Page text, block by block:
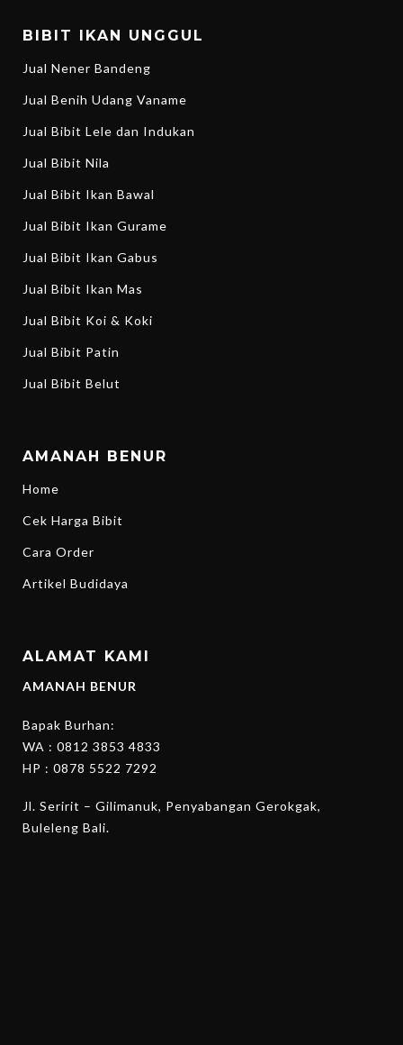
BIBIT IKAN UNGGUL
Jual Nener Bandeng
Jual Benih Udang Vaname
Jual Bibit Lele dan Indukan
Jual Bibit Nila
Jual Bibit Ikan Bawal
Jual Bibit Ikan Gurame
Jual Bibit Ikan Gabus
Jual Bibit Ikan Mas
Jual Bibit Koi & Koki
Jual Bibit Patin
Jual Bibit Belut
AMANAH BENUR
Home
Cek Harga Bibit
Cara Order
Artikel Budidaya
ALAMAT KAMI
AMANAH BENUR
Bapak Burhan:
WA : 0812 3853 4833
HP : 0878 5522 7292
Jl. Seririt – Gilimanuk, Penyabangan Gerokgak,
Buleleng Bali.